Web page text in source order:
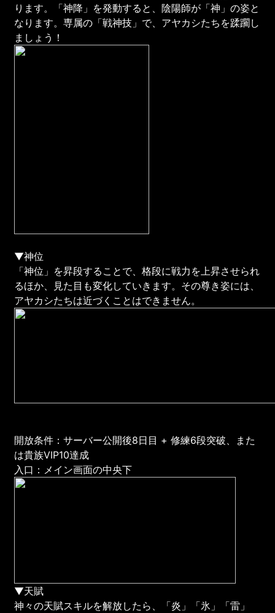
ります。「神降」を発動すると、陰陽師が「神」の姿と
なります。専属の「戦神技」で、アヤカシたちを蹂躙し
ましょう！
▼神位
「神位」を昇段することで、格段に戦力を上昇させられ
るほか、見た目も変化していきます。その尊き姿には、
アヤカシたちは近づくことはできません。
開放条件：サーバー公開後8日目 + 修練6段突破、また
は貴族VIP10達成
入口：メイン画面の中央下
▼天賦
神々の天賦スキルを解放したら、「炎」「氷」「雷」